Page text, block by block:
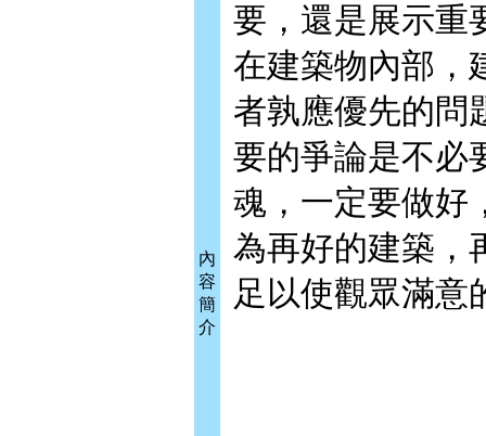
內
容
簡
介
要，還是展示重
在建築物內部，
者孰應優先的問
要的爭論是不必
魂，一定要做好
為再好的建築，
足以使觀眾滿